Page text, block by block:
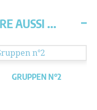
AUSSI ...
GRUPPEN N°2